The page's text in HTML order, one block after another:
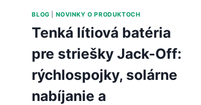
BLOG NOVINKY O PRODUKTOCH
Tenká lítiová batéria
pre striešky Jack-Off:
rýchlospojky, solárne
nabíjanie a